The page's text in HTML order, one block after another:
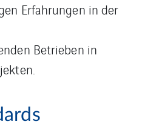
Erfahrungen in der
Betrieben in